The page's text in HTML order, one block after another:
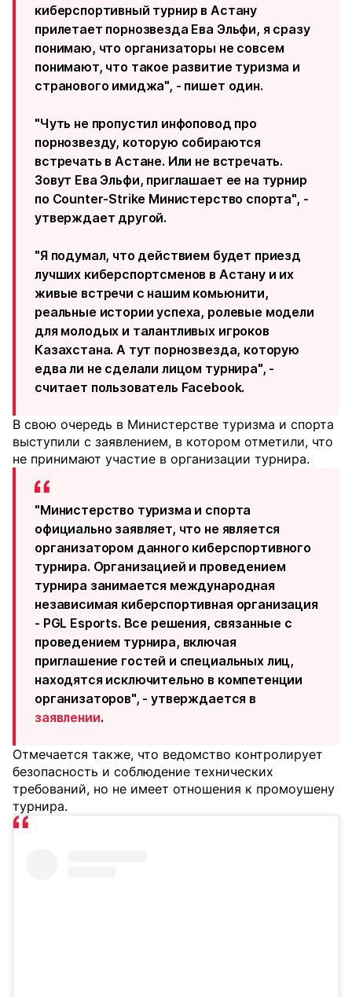
киберспортивный турнир в Астану
прилетает порнозвезда Ева Эльфи, я сразу
понимаю, что организаторы не совсем
понимают, что такое развитие туризма и
странового имиджа", - пишет один.
"Чуть не пропустил инфоповод про
порнозвезду, которую собираются
встречать в Астане. Или не встречать.
Зовут Ева Эльфи, приглашает ее на турнир
по Counter-Strike Министерство спорта", -
утверждает другой.
"Я подумал, что действием будет приезд
лучших киберспортсменов в Астану и их
живые встречи с нашим комьюнити,
реальные истории успеха, ролевые модели
для молодых и талантливых игроков
Казахстана. А тут порнозвезда, которую
едва ли не сделали лицом турнира", -
считает пользователь Facebook.
В свою очередь в Министерстве туризма и спорта
выступили с заявлением, в котором отметили, что
не принимают участие в организации турнира.
"Министерство туризма и спорта
официально заявляет, что не является
организатором данного киберспортивного
турнира. Организацией и проведением
турнира занимается международная
независимая киберспортивная организация
- PGL Esports. Все решения, связанные с
проведением турнира, включая
приглашение гостей и специальных лиц,
находятся исключительно в компетенции
организаторов", - утверждается в
заявлении.
Отмечается также, что ведомство контролирует
безопасность и соблюдение технических
требований, но не имеет отношения к промоушену
турнира.